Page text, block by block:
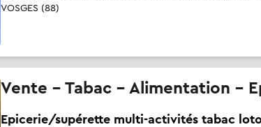
VOSGES (88)
Vente - Tabac - Alimentation -
Epicerie/supérette multi-activités tabac